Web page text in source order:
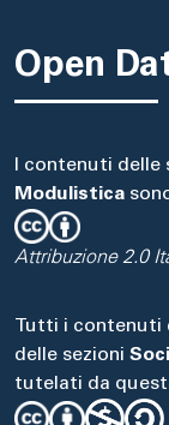
Open
I contenuti delle
Modulistica
Attribuzione 2.0
Tutti i
delle sezioni
tutelati da